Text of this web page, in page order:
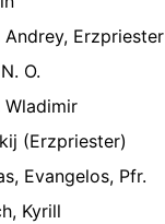
Andrey, Erzpriester
O.
Wladimir
(Erzpriester)
Evangelos, Pfr.
Kyrill